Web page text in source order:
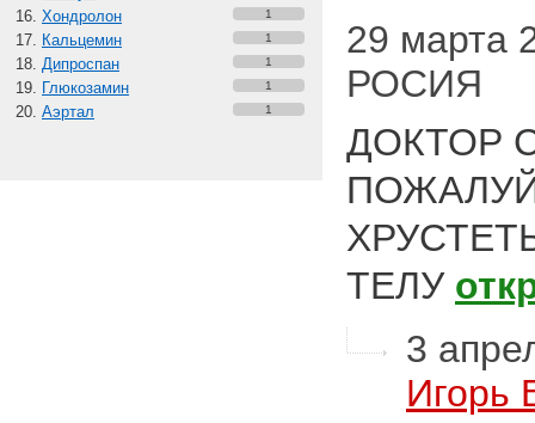
Хондролон 1
Кальцемин 1
Дипроспан 1
Глюкозамин 1
Аэртал 1
29 марта
РОСИЯ
ДОКТОР
ТЕЛУ
3
Игорь